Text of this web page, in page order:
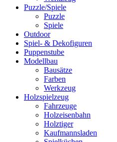
Puzzle/Spiele
Puzzle
Spiele
Outdoor
Spiel- & Dekofiguren
Puppenstube
Modellbau
Bausätze
Farben
Werkzeug
Holzspielzeug
Fahrzeuge
Holzeisenbahn
Holztiger
Kaufmannsladen